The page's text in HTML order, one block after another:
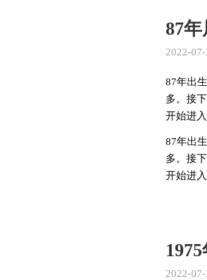
87
2022-
87年出
多。接
开始进
87年出
多。接
开始进
2022-